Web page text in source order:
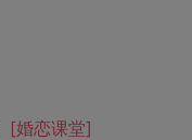
[婚恋课堂]